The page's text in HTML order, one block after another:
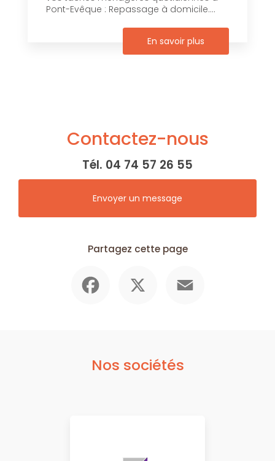
Pont-Evêque : Repassage à domicile....
En savoir plus
Contactez-nous
Tél. 04 74 57 26 55
Envoyer un message
Partagez cette page
Nos sociétés